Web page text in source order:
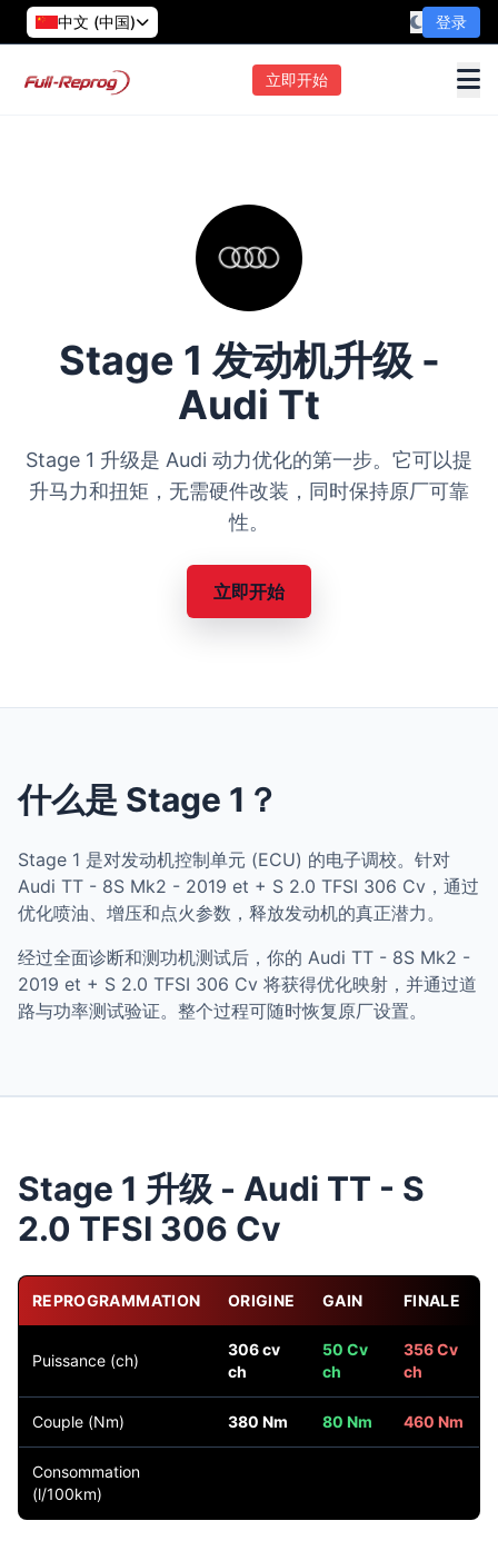
中文 (中国) 登录
立即开始
Stage 1 发动机升级 -
Audi Tt
Stage 1 升级是 Audi 动力优化的第一步。它可以提
升马力和扭矩，无需硬件改装，同时保持原厂可靠
性。
立即开始
什么是 Stage 1？
Stage 1 是对发动机控制单元 (ECU) 的电子调校。针对
Audi TT - 8S Mk2 - 2019 et + S 2.0 TFSI 306 Cv，通过
优化喷油、增压和点火参数，释放发动机的真正潜力。
经过全面诊断和测功机测试后，你的 Audi TT - 8S Mk2 -
2019 et + S 2.0 TFSI 306 Cv 将获得优化映射，并通过道
路与功率测试验证。整个过程可随时恢复原厂设置。
Stage 1 升级 - Audi TT - S
2.0 TFSI 306 Cv
REPROGRAMMATION ORIGINE GAIN FINALE
Puissance (ch)
306 cv
ch
50 Cv
ch
356 Cv
ch
Couple (Nm) 380 Nm 80 Nm 460 Nm
Consommation
(l/100km)